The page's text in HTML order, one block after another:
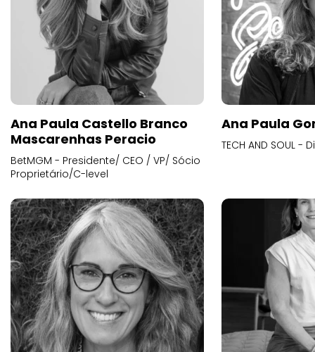
Ana Paula Castello Branco
Mascarenhas Peracio
BetMGM - Presidente/ CEO / VP/ Sócio
Proprietário/C-level
Ana Paula
TECH AND SOUL